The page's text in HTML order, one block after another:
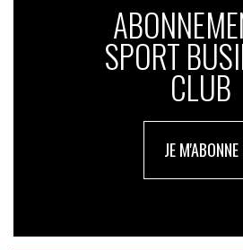
SPORT
CLUB
JE M'ABONNE